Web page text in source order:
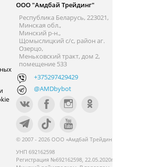
ООО "Амдбай Трейдинг"
Республика Беларусь, 223021,
Минская обл.,
Минский р-н.,
Щомыслицкий с/с, район аг.
Озерцо,
Меньковский тракт, дом 2,
помещение 533
+375297429429
@AMDbybot
© 2007 - 2026 ООО «Амдбай Трейдинг»
УНП 692162598
Регистрация №692162598, 22.05.2020г.